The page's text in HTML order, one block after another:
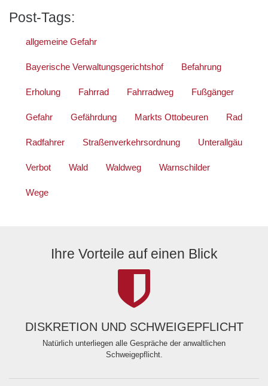
Post-Tags:
allgemeine Gefahr
Bayerische Verwaltungsgerichtshof Befahrung
Erholung Fahrrad Fahrradweg Fußgänger
Gefahr Gefährdung Markts Ottobeuren Rad
Radfahrer Straßenverkehrsordnung Unterallgäu
Verbot Wald Waldweg Warnschilder
Wege
Ihre Vorteile auf einen Blick
DISKRETION UND SCHWEIGEPFLICHT
Natürlich unterliegen alle Gespräche der anwaltlichen
Schweigepflicht.